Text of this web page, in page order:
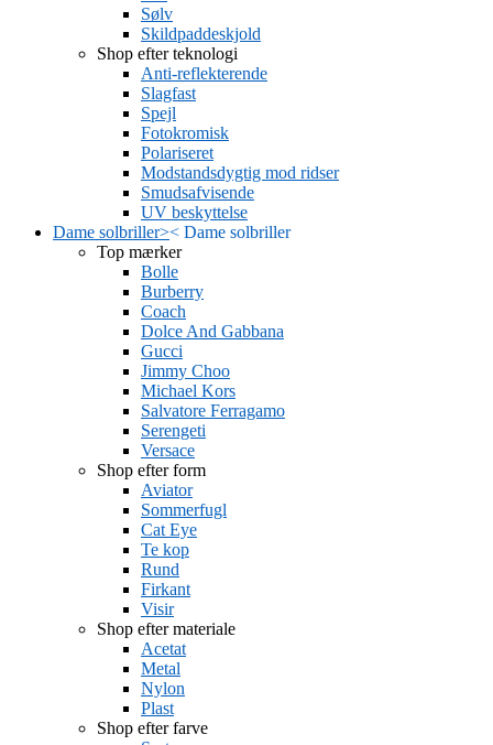
Sølv
Skildpaddeskjold
Shop efter teknologi
Anti-reflekterende
Slagfast
Spejl
Fotokromisk
Polariseret
Modstandsdygtig mod ridser
Smudsafvisende
UV beskyttelse
Dame solbriller>< Dame solbriller
Top mærker
Bolle
Burberry
Coach
Dolce And Gabbana
Gucci
Jimmy Choo
Michael Kors
Salvatore Ferragamo
Serengeti
Versace
Shop efter form
Aviator
Sommerfugl
Cat Eye
Te kop
Rund
Firkant
Visir
Shop efter materiale
Acetat
Metal
Nylon
Plast
Shop efter farve